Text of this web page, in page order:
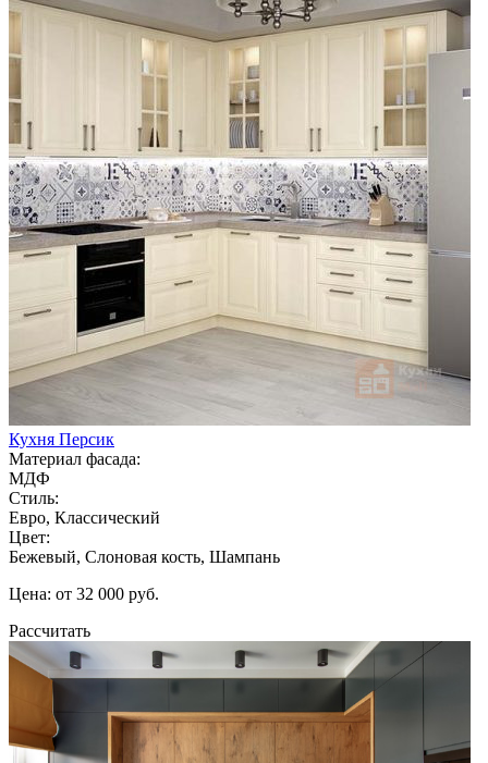
Кухня Персик
Материал фасада:
МДФ
Стиль:
Евро, Классический
Цвет:
Бежевый, Слоновая кость, Шампань
Цена: от 32 000 руб.
Рассчитать